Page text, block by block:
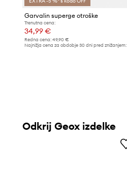
Garvalin superge otroške
Trenutna cena:
34,99 €
Redna cena: 49,90 €
Najnižja cena za obdobje 30 dni pred znižanjem:
Odkrij Geox izdelke